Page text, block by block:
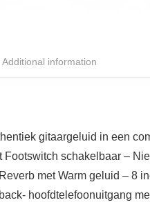
Additional information
gitaargeluid in een
Footswitch schakelbaar –
met Warm geluid – 8
hoofdtelefoonuitgang